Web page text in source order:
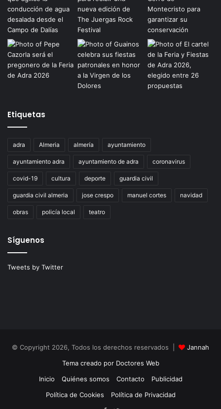
Etiquetas
adra Almeria almería ayuntamiento
ayuntamiento adra ayuntamiento de adra coronavirus
covid-19 cultura deporte guardia civil
guardia civil almeria jose crespo manuel cortes navidad
obras policía local teatro
Síguenos
Tweets by Twitter
© Copyright 2026, Todos los derechos reservados |
Jannah
Tema creado por Doctores Web
Inicio
Quiénes somos Contacto
Publicidad
Política de Cookies
Política de Privacidad